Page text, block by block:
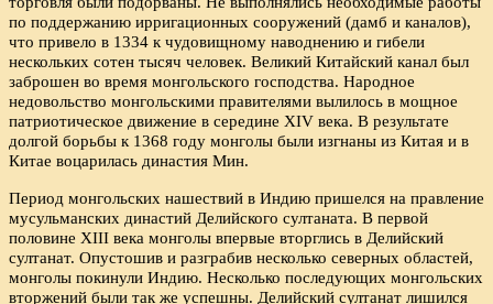
по поддержанию ирригационных сооружений (дамб и каналов),
что привело в 1334 к чудовищному наводнению и гибели
нескольких сотен тысяч человек. Великий Китайский канал был
заброшен во время монгольского господства. Народное
недовольство монгольскими правителями вылилось в мощное
патриотическое движение в середине XIV века. В результате
долгой борьбы к 1368 году монголы были изгнаны из Китая и в
Китае воцарилась династия Мин.
Период монгольских нашествий в Индию пришелся на правление
мусульманских династий Делийского султаната. В первой
половине XIII века монголы впервые вторглись в Делийский
султанат. Опустошив и разграбив несколько северных областей,
монголы покинули Индию. Несколько последующих монгольских
вторжений были так же успешны. Делийский султанат лишился